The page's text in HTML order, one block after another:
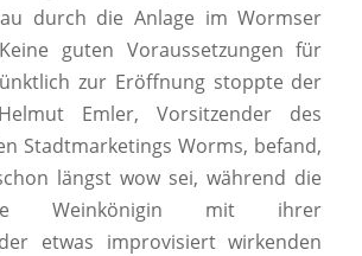
durch die Anlage im Wormser
guten Voraussetzungen für
zur Eröffnung stoppte der
Emler, Vorsitzender des
Stadtmarketings Worms, befand,
längst wow sei, während die
Weinkönigin mit ihrer
etwas improvisiert wirkenden